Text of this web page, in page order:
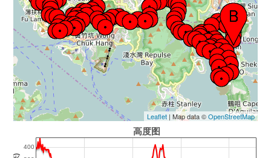
Leaflet| Map data ©OpenStreetMap